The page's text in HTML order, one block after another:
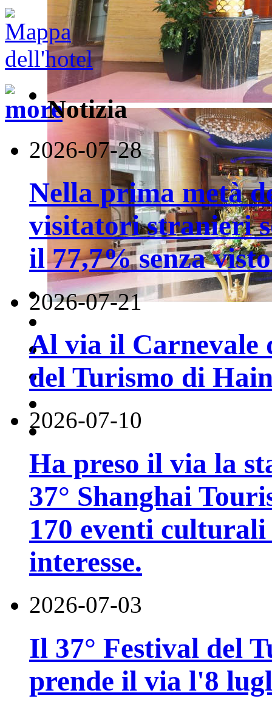
Notizia
2026-07-28
Nella prima metà
visitatori stranieri
il 77,7% senza
2026-07-21
Al via il Carnevale
del Turismo di
2026-07-10
Ha preso il via la
37° Shanghai
170 eventi
interesse.
2026-07-03
Il 37° Festival del
prende il via l'8